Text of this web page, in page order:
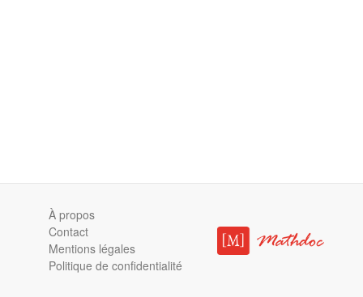
À propos
Contact
Mentions légales
Politique de confidentialité